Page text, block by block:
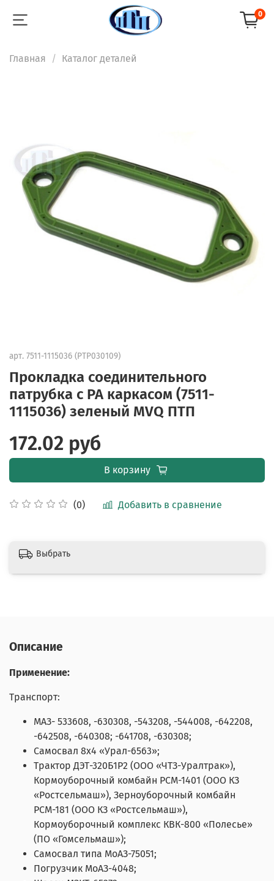
0
Главная Каталог деталей
арт. 7511-1115036 (PTP030109)
Прокладка соединительного
патрубка с РА каркасом (7511-
1115036) зеленый MVQ ПТП
(0) Добавить в сравнение
172.02 руб
В корзину
Выбрать
Описание
Применение:
Транспорт:
МАЗ- 533608, -630308, -543208, -544008, -642208,
-642508, -640308; -641708, -630308;
Самосвал 8х4 «Урал-6563»;
Трактор ДЭТ-320Б1Р2 (ООО «ЧТЗ-Уралтрак»),
Кормоуборочный комбайн РСМ-1401 (ООО КЗ
«Ростсельмаш»), Зерноуборочный комбайн
РСМ-181 (ООО КЗ «Ростсельмаш»),
Кормоуборочный комплекс КВК-800 «Полесье»
(ПО «Гомсельмаш»);
Самосвал типа МоАЗ-75051;
Погрузчик МоАЗ-4048;